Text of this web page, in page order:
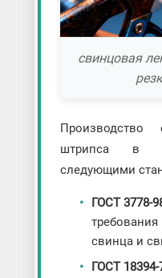
свинцовая
штрипса в
следующими
ГОСТ 3778-
требования
свинца и
ГОСТ 18394-